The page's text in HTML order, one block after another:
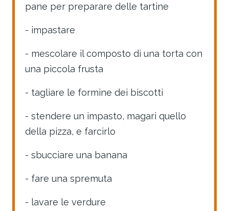
pane per preparare delle tartine
- impastare
- mescolare il composto di una torta con
una piccola frusta
- tagliare le formine dei biscotti
- stendere un impasto, magari quello
della pizza, e farcirlo
- sbucciare una banana
- fare una spremuta
- lavare le verdure